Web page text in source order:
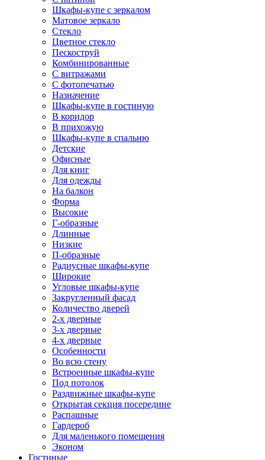
Шкафы-купе с зеркалом
Матовое зеркало
Стекло
Цветное стекло
Пескоструй
Комбинированные
С витражами
С фотопечатью
Назначение
Шкафы-купе в гостиную
В коридор
В прихожую
Шкафы-купе в спальню
Детские
Офисные
Для книг
Для одежды
На балкон
Форма
Высокие
Г-образные
Длинные
Низкие
П-образные
Радиусные шкафы-купе
Широкие
Угловые шкафы-купе
Закругленный фасад
Количество дверей
2-х дверные
3-х дверные
4-х дверные
Особенности
Во всю стену
Встроенные шкафы-купе
Под потолок
Раздвижные шкафы-купе
Открытая секция посередине
Распашные
Гардероб
Для маленького помещения
Эконом
Гостиные